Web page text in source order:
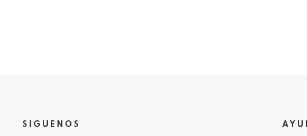
SIGUENOS